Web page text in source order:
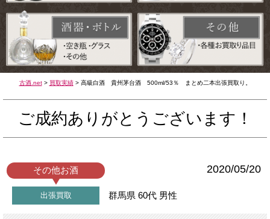
古酒.net> 買取実績> 高級白酒 貴州茅台酒 500ml/53％ まとめ二本出張買取り。
ご成約ありがとうございます！
その他お酒 2020/05/20
出張買取 群馬県 60代 男性